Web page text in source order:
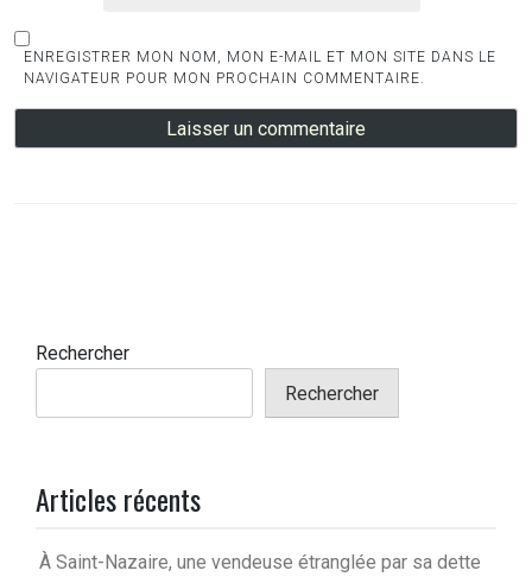
ENREGISTRER MON NOM, MON E-MAIL ET MON SITE DANS LE
NAVIGATEUR POUR MON PROCHAIN COMMENTAIRE.
Rechercher
Rechercher
Articles récents
À Saint-Nazaire, une vendeuse étranglée par sa dette